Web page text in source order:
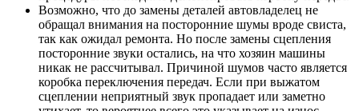
Возможно, что до замены деталей автовладелец не
обращал внимания на посторонние шумы вроде свиста,
так как ожидал ремонта. Но после замены сцепления
посторонние звуки остались, на что хозяин машины
никак не рассчитывал. Причиной шумов часто является
коробка переключения передач. Если при выжатом
сцеплении неприятный звук пропадает или заметно